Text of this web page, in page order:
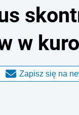
w
Zapisz się na